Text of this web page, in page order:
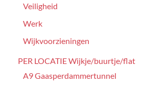
Veiligheid
Werk
Wijkvoorzieningen
PER LOCATIE Wijkje/buurtje/flat
A9 Gaasperdammertunnel